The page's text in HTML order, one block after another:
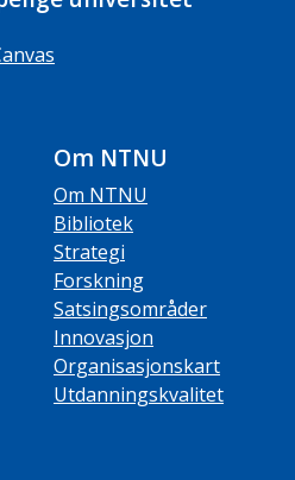
Om NTNU
Om NTNU
Bibliotek
Strategi
Forskning
Satsingsområder
Innovasjon
Organisasjonskart
Utdanningskvalitet